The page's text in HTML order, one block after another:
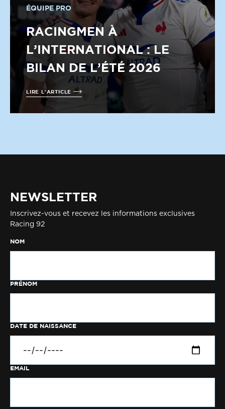
ÉQUIPE PRO
RACINGMEN À
L’INTERNATIONAL : LE
BILAN DE L’ÉTÉ 2026
LIRE L'ARTICLE
NEWSLETTER
Inscrivez-vous et recevez les informations exclusives
Racing 92
NOM
PRÉNOM
DATE DE NAISSANCE
EMAIL